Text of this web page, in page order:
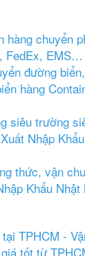
hàng chuyển
FedEx, EMS…
đường
hàng
siêu trường
Nhập
thức, vận
Khẩu Nhật
TPHCM -
tốt từ